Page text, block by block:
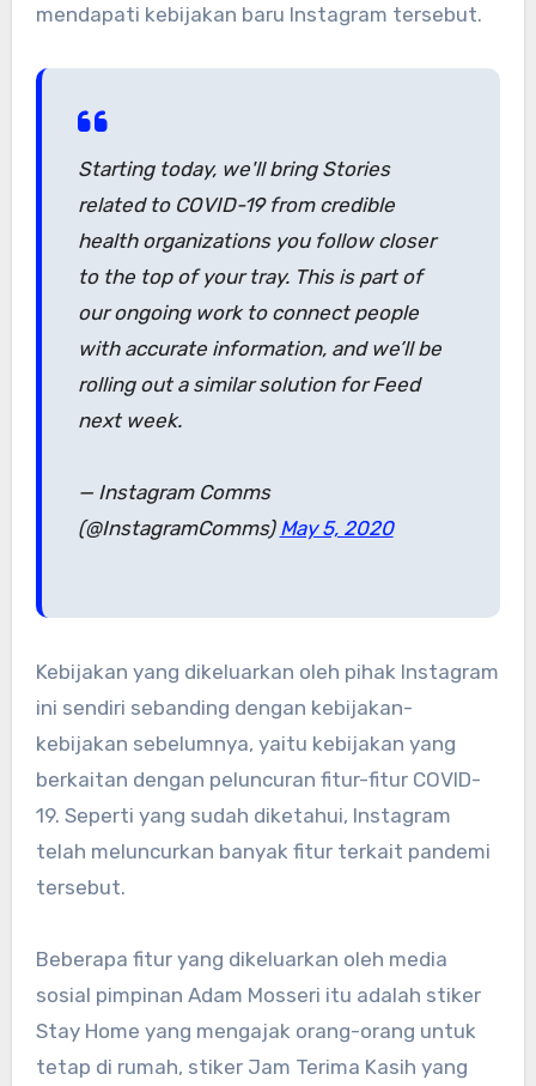
mendapati kebijakan baru Instagram tersebut.
Starting today, we'll bring Stories
related to COVID-19 from credible
health organizations you follow closer
to the top of your tray. This is part of
our ongoing work to connect people
with accurate information, and we’ll be
rolling out a similar solution for Feed
next week.
— Instagram Comms
(@InstagramComms) May 5, 2020
Kebijakan yang dikeluarkan oleh pihak Instagram
ini sendiri sebanding dengan kebijakan-
kebijakan sebelumnya, yaitu kebijakan yang
berkaitan dengan peluncuran fitur-fitur COVID-
19. Seperti yang sudah diketahui, Instagram
telah meluncurkan banyak fitur terkait pandemi
tersebut.
Beberapa fitur yang dikeluarkan oleh media
sosial pimpinan Adam Mosseri itu adalah stiker
Stay Home yang mengajak orang-orang untuk
tetap di rumah, stiker Jam Terima Kasih yang